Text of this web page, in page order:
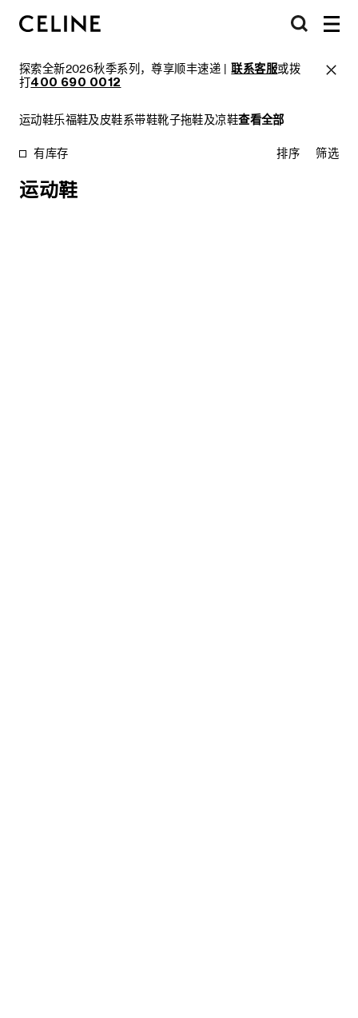
探索全新2026秋季系列，尊享顺丰速递 |联系客服或拨
打400 690 0012
运动鞋乐福鞋及皮鞋系带鞋靴子拖鞋及凉鞋查看全部
有库存 排序 筛选
运动鞋